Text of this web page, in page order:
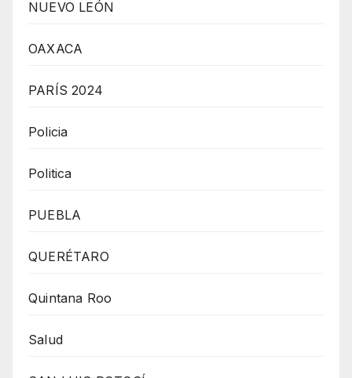
NUEVO LEÓN
OAXACA
PARÍS 2024
Policia
Politica
PUEBLA
QUERÉTARO
Quintana Roo
Salud